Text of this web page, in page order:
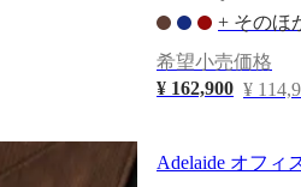
+ そのほ
希望小売価格
¥ 162,900 ¥
Adelaide オフィ